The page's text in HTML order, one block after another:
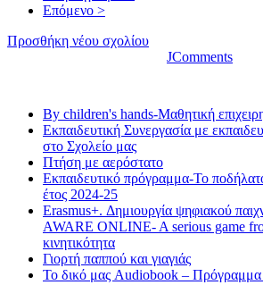
Επόμενο >
Προσθήκη νέου σχολίου
JComments
By children's hands-Μαθητική
Εκπαιδευτική Συνεργασία με
στο Σχολείο μας
Πτήση με αερόστατο
Εκπαιδευτικό πρόγραμμα-Το
έτος 2024-25
Erasmus+. Δημιουργία ψηφιακού
AWARE ONLINE- A serious game
κινητικότητα
Γιορτή παππού και γιαγιάς
Το δικό μας Audiobook – Πρόγραμμα